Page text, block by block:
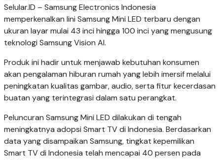
Selular.ID – Samsung Electronics Indonesia
memperkenalkan lini Samsung Mini LED terbaru dengan
ukuran layar mulai 43 inci hingga 100 inci yang mengusung
teknologi Samsung Vision AI.
Produk ini hadir untuk menjawab kebutuhan konsumen
akan pengalaman hiburan rumah yang lebih imersif melalui
peningkatan kualitas gambar, audio, serta fitur kecerdasan
buatan yang terintegrasi dalam satu perangkat.
Peluncuran Samsung Mini LED dilakukan di tengah
meningkatnya adopsi Smart TV di Indonesia. Berdasarkan
data yang disampaikan Samsung, tingkat kepemilikan
Smart TV di Indonesia telah mencapai 40 persen pada